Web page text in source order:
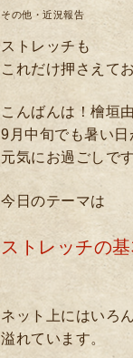
その他・近況報告
ストレッチも
これだけ押さえて
こんばんは！檜垣
9月中旬でも暑い日
元気にお過ごしで
今日のテーマは
ストレッチの
ネット上にはいろ
溢れています。